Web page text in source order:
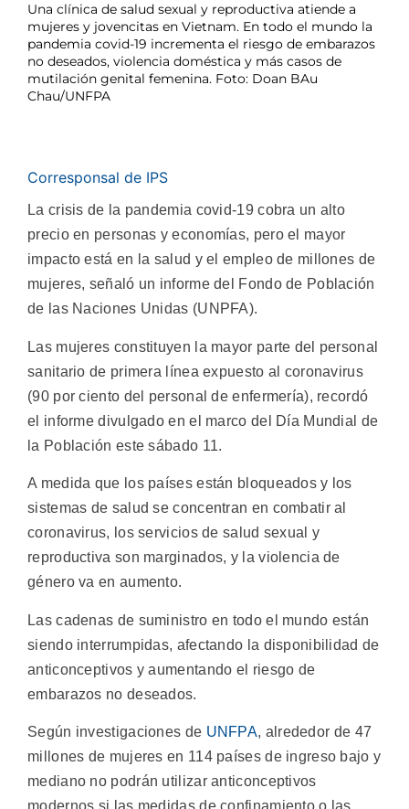
Una clínica de salud sexual y reproductiva atiende a
mujeres y jovencitas en Vietnam. En todo el mundo la
pandemia covid-19 incrementa el riesgo de embarazos
no deseados, violencia doméstica y más casos de
mutilación genital femenina. Foto: Doan BAu
Chau/UNFPA
Corresponsal de IPS
La crisis de la pandemia covid-19 cobra un alto
precio en personas y economías, pero el mayor
impacto está en la salud y el empleo de millones de
mujeres, señaló un informe del Fondo de Población
de las Naciones Unidas (UNPFA).
Las mujeres constituyen la mayor parte del personal
sanitario de primera línea expuesto al coronavirus
(90 por ciento del personal de enfermería), recordó
el informe divulgado en el marco del Día Mundial de
la Población este sábado 11.
A medida que los países están bloqueados y los
sistemas de salud se concentran en combatir al
coronavirus, los servicios de salud sexual y
reproductiva son marginados, y la violencia de
género va en aumento.
Las cadenas de suministro en todo el mundo están
siendo interrumpidas, afectando la disponibilidad de
anticonceptivos y aumentando el riesgo de
embarazos no deseados.
Según investigaciones de UNFPA, alrededor de 47
millones de mujeres en 114 países de ingreso bajo y
mediano no podrán utilizar anticonceptivos
modernos si las medidas de confinamiento o las